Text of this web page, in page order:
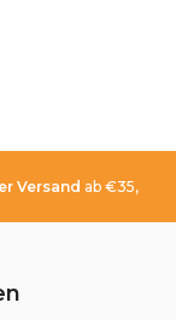
Versand ab €35,-